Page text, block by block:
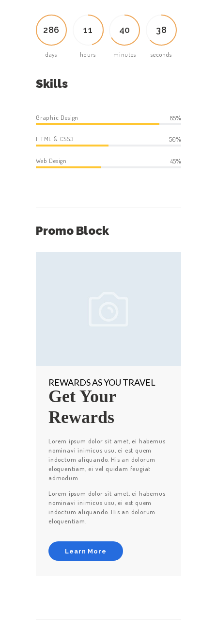
SERVICES
CONTACT
286
days
11
hours
40
minutes
40
seconds
Skills
Graphic Design 85%
HTML & CSS3 50%
Web Design 45%
Promo Block
REWARDS AS YOU TRAVEL
Get Your
Rewards
Lorem ipsum dolor sit amet, ei habemus
nominavi inimicus usu, ei est quem
indoctum aliquando. His an dolorum
eloquentiam, ei vel quidam feugiat
admodum.
Lorem ipsum dolor sit amet, ei habemus
nominavi inimicus usu, ei est quem
indoctum aliquando. His an dolorum
eloquentiam.
Learn More